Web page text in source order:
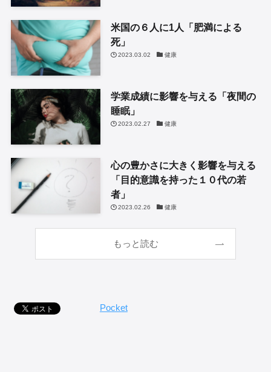
米国の６人に1人「肥満による
死」
2023.03.02 健康
学業成績に影響を与える「夜間の
睡眠」
2023.02.27 健康
心の豊かさに大きく影響を与える
「目的意識を持った１０代の若
者」
2023.02.26 健康
もっと読む
Pocket